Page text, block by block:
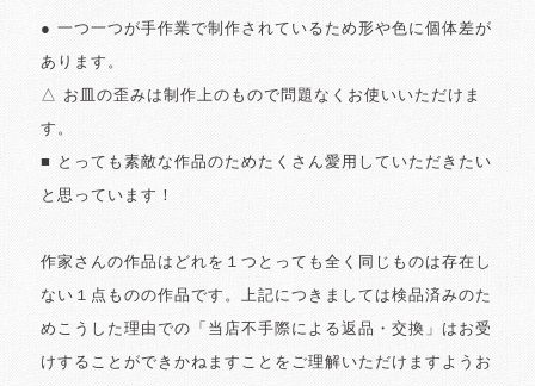
● 一つ一つが手作業で制作されているため形や色に個体差が
あります。
△ お皿の歪みは制作上のもので問題なくお使いいただけま
す。
■ とっても素敵な作品のためたくさん愛用していただきたい
と思っています！
作家さんの作品はどれを１つとっても全く同じものは存在し
ない１点ものの作品です。上記につきましては検品済みのた
めこうした理由での「当店不手際による返品・交換」はお受
けすることができかねますことをご理解いただけますようお